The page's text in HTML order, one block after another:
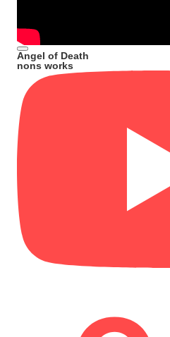
Angel of Death
nons works